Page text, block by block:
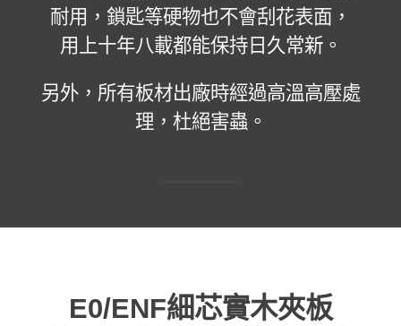
耐用，鎖匙等硬物也不會刮花表面，
用上十年八載都能保持日久常新。
另外，所有板材出廠時經過高溫高壓處
理，杜絕害蟲。
E0/ENF細芯實木夾板